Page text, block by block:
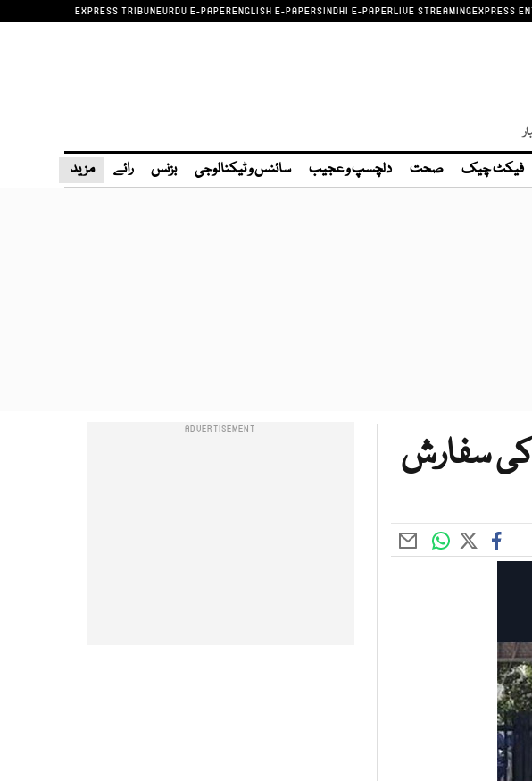
EXPRESS TRIBUNEURDU E-PAPERENGLISH E-PAPERSINDHI E-PAPERLIVE STREAMINGEXPRESS
فیکٹ چیک صحت دلچسپ و عجیب سائنس و ٹیکنالوجی بزنس رائے مزید
کی سفارش